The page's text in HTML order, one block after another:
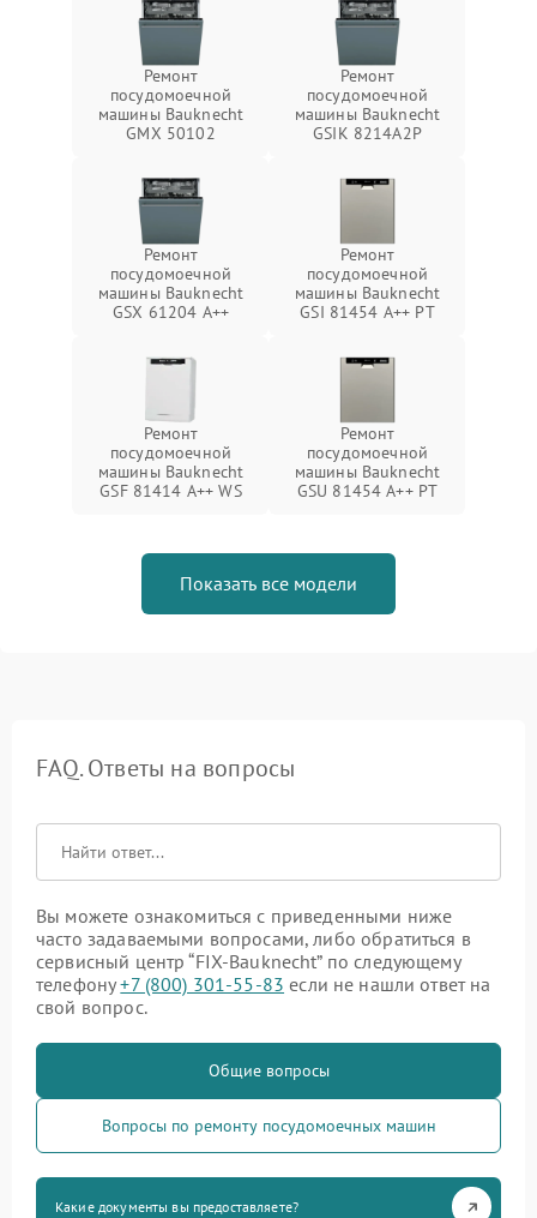
Ремонт
посудомоечной
машины Bauknecht
GMX 50102
Ремонт
посудомоечной
машины Bauknecht
GSIK 8214A2P
Ремонт
посудомоечной
машины Bauknecht
GSX 61204 A++
Ремонт
посудомоечной
машины Bauknecht
GSI 81454 A++ PT
Ремонт
посудомоечной
машины Bauknecht
GSF 81414 A++ WS
Ремонт
посудомоечной
машины Bauknecht
GSU 81454 A++ PT
Показать все модели
FAQ. Ответы на вопросы
Вы можете ознакомиться с приведенными ниже
часто задаваемыми вопросами, либо обратиться в
сервисный центр “FIX-Bauknecht” по следующему
телефону+7 (800) 301-55-83 если не нашли ответ на
свой вопрос.
Общие вопросы
Вопросы по ремонту посудомоечных машин
Какие документы вы предоставляете?